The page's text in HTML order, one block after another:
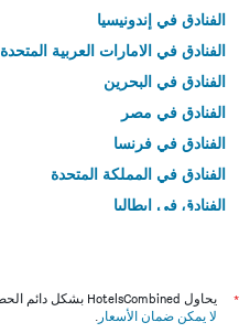
الفنادق في إندونيسيا
الفنادق في الامارات العربية المتحدة
الفنادق في البحرين
الفنادق في مصر
الفنادق في فرنسا
الفنادق في المملكة المتحدة
الفنادق في إيطاليا
*
يحاول HotelsCombined بشكل دائم الحصول على الأسعار الدقيقة، ولكن
لا يمكن ضمان الأسعار .